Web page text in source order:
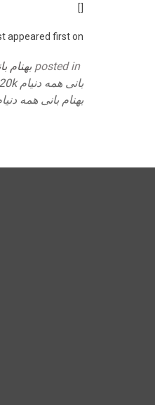
[]
appeared first on .
C
a
t
r
posted in بهنام
بانی همه دنیام 320k
بهنام بانی همه